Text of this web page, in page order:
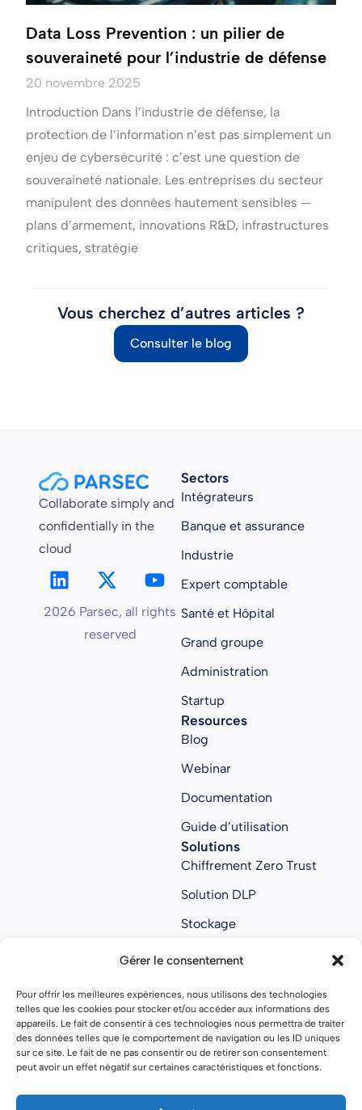
Gérer le consentement
Pour offrir les meilleures expériences, nous utilisons des technologies
telles que les cookies pour stocker et/ou accéder aux informations des
appareils. Le fait de consentir à ces technologies nous permettra de traiter
des données telles que le comportement de navigation ou les ID uniques
sur ce site. Le fait de ne pas consentir ou de retirer son consentement
peut avoir un effet négatif sur certaines caractéristiques et fonctions.
Data Loss Prevention : un pilier de
souveraineté pour l’industrie de défense
20 novembre 2025
Introduction Dans l’industrie de défense, la
protection de l’information n’est pas simplement un
enjeu de cybersécurité : c’est une question de
souveraineté nationale. Les entreprises du secteur
manipulent des données hautement sensibles —
plans d’armement, innovations R&D, infrastructures
critiques, stratégie
Vous cherchez d’autres articles ?
Consulter le blog
Collaborate simply and
confidentially in the
cloud
2026 Parsec, all rights
reserved
Sectors
Intégrateurs
Banque et assurance
Industrie
Expert comptable
Santé et Hôpital
Grand groupe
Administration
Startup
Resources
Blog
Webinar
Documentation
Guide d’utilisation
Solutions
Chiffrement Zero Trust
Solution DLP
Stockage
Collaboratif
About us
À propos
Nous rejoindre